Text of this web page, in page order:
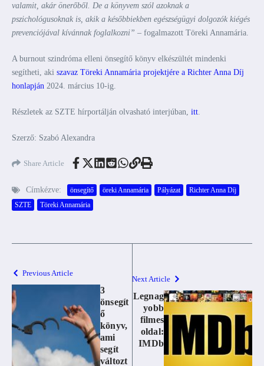
valamit, akár önerőből. De a könyvem szól azoknak a
pszichológusoknak is, akik a későbbiekben egészségügyi dolgozók kiégés
prevenciójával kívánnak foglalkozni” – fogalmazott Töreki Annamária.
A burnout szindróma elleni önsegítő könyv elkészültét mindenki
segítheti, aki szavaz Töreki Annamária projektjére a Richter Anna Díj
honlapján 2024. március 10-ig.
Részletek az SZTE hírportálján olvasható interjúban, itt.
Szerző: Szabó Alexandra
Share Article
Címkézve: önsegítő öreki Annamária Pályázat
Richter Anna Díj
SZTE
Töreki Annamária
Previous Article
3
önsegít
ő
könyv,
ami
segít
változt
Next Article
Legnag
yobb
filmes
oldal:
IMDb